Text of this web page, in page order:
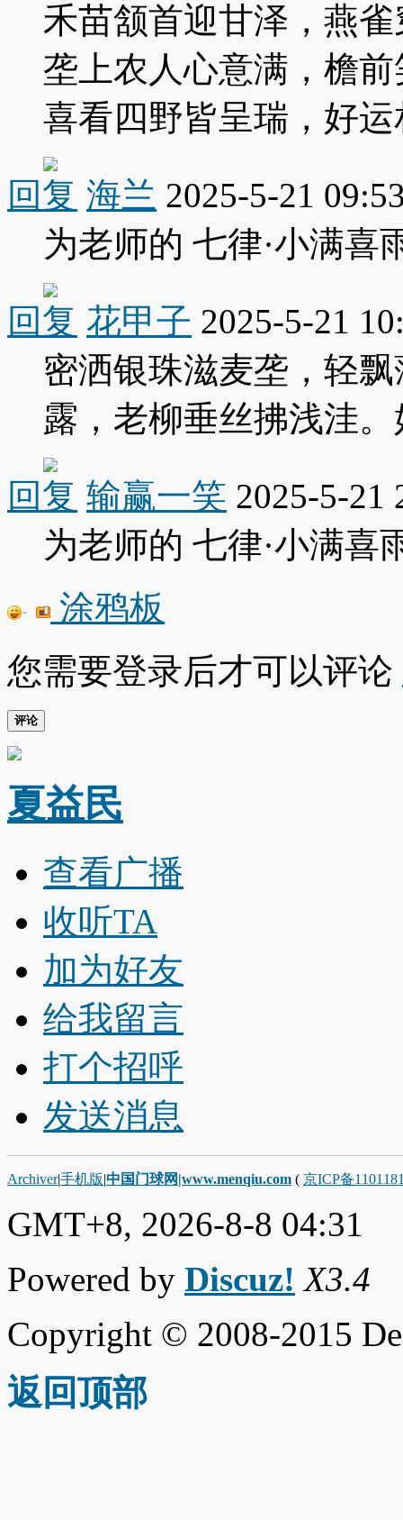
禾苗颔首迎甘泽，燕
垄上农人心意满，檐
喜看四野皆呈瑞，好
回复 海兰 2025-5-21
为老师的 七律·小满喜
回复 花甲子 2025-5-21
密洒银珠滋麦垄，轻
露，老柳垂丝拂浅洼
回复 输赢一笑 2025-5-21
为老师的 七律·小满喜
涂鸦板
您需要登录后才可以评论
评论
夏益民
查看广播
收听TA
加为好友
给我留言
打个招呼
发送消息
Archiver|手机版|中国门球网|www.menqiu.com ( 京ICP备
GMT+8, 2026-8-8 04:31
Powered by Discuz! X3.4
Copyright © 2008-2015
返回顶部